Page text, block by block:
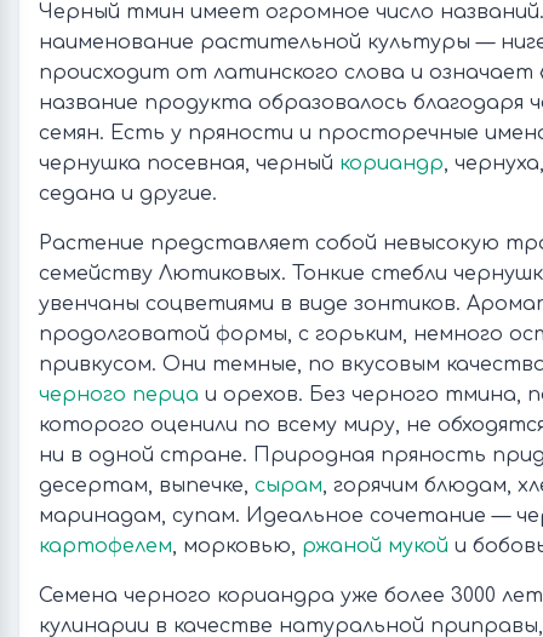
Черный тмин имеет огромное число
наименование растительной культуры —
происходит от латинского слова и означает
название продукта образовалось благодаря
семян. Есть у пряности и просторечные
чернушка посевная, черный кориандр,
седана и другие.
Растение представляет собой невысокую
семейству Лютиковых. Тонкие стебли
увенчаны соцветиями в виде зонтиков.
продолговатой формы, с горьким, немного
привкусом. Они темные, по вкусовым
черного перца и орехов. Без черного тмина,
которого оценили по всему миру, не
ни в одной стране. Природная пряность
десертам, выпечке, сырам, горячим блюдам,
маринадам, супам. Идеальное сочетание —
картофелем, морковью, ржаной мукой и
Семена черного кориандра уже более 3000
кулинарии в качестве натуральной